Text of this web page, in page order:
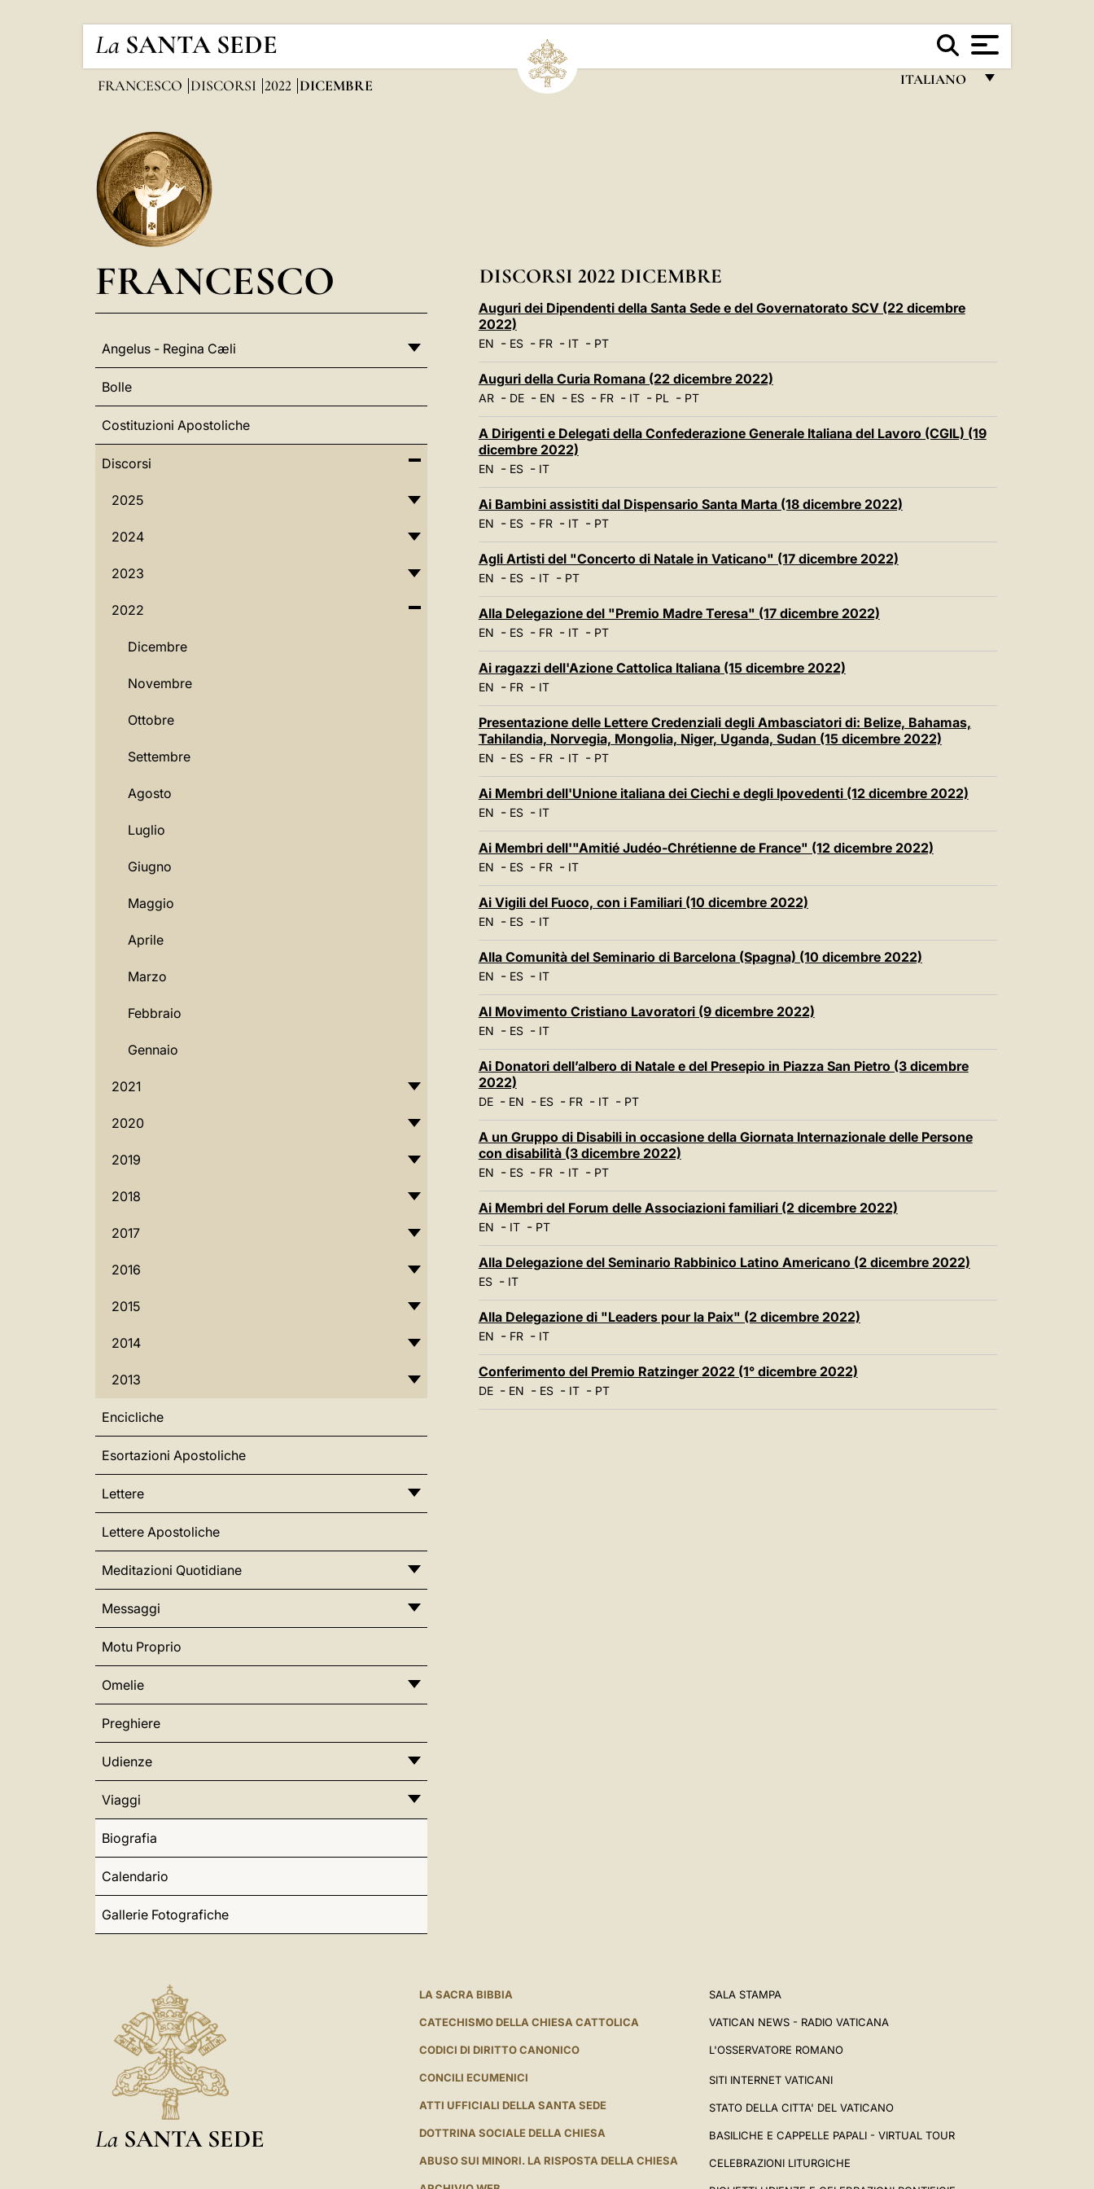
La SANTA SEDE
ITALIANO
POLSKI
中文
FRANCESCO DISCORSI 2022 DICEMBRE
FRANCESCO
Angelus - Regina Cæli
Bolle
Costituzioni Apostoliche
Discorsi
2025
2024
2023
2022
Dicembre
Novembre
Ottobre
Settembre
Agosto
Luglio
Giugno
Maggio
Aprile
Marzo
Febbraio
Gennaio
2021
2020
2019
2018
2017
2016
2015
2014
2013
Encicliche
Esortazioni Apostoliche
Lettere
Lettere Apostoliche
Meditazioni Quotidiane
Messaggi
Motu Proprio
Omelie
Preghiere
Udienze
Viaggi
Biografia
Calendario
Gallerie Fotografiche
DISCORSI 2022 DICEMBRE
Auguri dei Dipendenti della Santa Sede e del Governatorato SCV (22 dicembre
2022)
EN - ES- FR- IT- PT
Auguri della Curia Romana (22 dicembre 2022)
AR- DE- EN - ES- FR- IT- PL- PT
A Dirigenti e Delegati della Confederazione Generale Italiana del Lavoro (CGIL) (19
dicembre 2022)
EN - ES- IT
Ai Bambini assistiti dal Dispensario Santa Marta (18 dicembre 2022)
EN - ES- FR- IT- PT
Agli Artisti del "Concerto di Natale in Vaticano" (17 dicembre 2022)
EN - ES- IT- PT
Alla Delegazione del "Premio Madre Teresa" (17 dicembre 2022)
EN - ES- FR- IT- PT
Ai ragazzi dell'Azione Cattolica Italiana (15 dicembre 2022)
EN - FR- IT
Presentazione delle Lettere Credenziali degli Ambasciatori di: Belize, Bahamas,
Tahilandia, Norvegia, Mongolia, Niger, Uganda, Sudan (15 dicembre 2022)
EN - ES- FR- IT- PT
Ai Membri dell'Unione italiana dei Ciechi e degli Ipovedenti (12 dicembre 2022)
EN - ES- IT
Ai Membri dell'"Amitié Judéo-Chrétienne de France" (12 dicembre 2022)
EN - ES- FR- IT
Ai Vigili del Fuoco, con i Familiari (10 dicembre 2022)
EN - ES- IT
Alla Comunità del Seminario di Barcelona (Spagna) (10 dicembre 2022)
EN - ES- IT
Al Movimento Cristiano Lavoratori (9 dicembre 2022)
EN - ES- IT
Ai Donatori dell’albero di Natale e del Presepio in Piazza San Pietro (3 dicembre
2022)
DE- EN - ES- FR- IT- PT
A un Gruppo di Disabili in occasione della Giornata Internazionale delle Persone
con disabilità (3 dicembre 2022)
EN - ES- FR- IT- PT
Ai Membri del Forum delle Associazioni familiari (2 dicembre 2022)
EN - IT- PT
Alla Delegazione del Seminario Rabbinico Latino Americano (2 dicembre 2022)
ES- IT
Alla Delegazione di "Leaders pour la Paix" (2 dicembre 2022)
EN - FR- IT
Conferimento del Premio Ratzinger 2022 (1° dicembre 2022)
DE- EN - ES- IT- PT
La SANTA SEDE
LA SACRA BIBBIA
CATECHISMO DELLA CHIESA CATTOLICA
CODICI DI DIRITTO CANONICO
CONCILI ECUMENICI
ATTI UFFICIALI DELLA SANTA SEDE
DOTTRINA SOCIALE DELLA CHIESA
ABUSO SUI MINORI. LA RISPOSTA DELLA CHIESA
SALA STAMPA
VATICAN NEWS - RADIO VATICANA
L'OSSERVATORE ROMANO
SITI INTERNET VATICANI
STATO DELLA CITTA' DEL VATICANO
BASILICHE E CAPPELLE PAPALI - VIRTUAL TOUR
CELEBRAZIONI LITURGICHE